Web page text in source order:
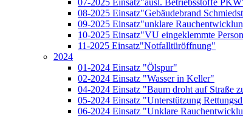
07-2025 Einsatz"ausl. Betriebsstoffe
08-2025 Einsatz"Gebäudebrand
09-2025 Einsatz"unklare
10-2025 Einsatz"VU eingeklemmte
11-2025 Einsatz"Notfalltüröffnung"
2024
01-2024 Einsatz "Ölspur"
02-2024 Einsatz "Wasser in Keller"
04-2024 Einsatz "Baum droht auf Straße
05-2024 Einsatz "Unterstützung
06-2024 Einsatz "Unklare